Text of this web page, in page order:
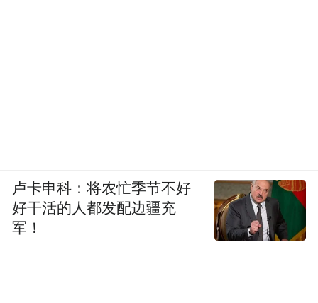
卢卡申科：将农忙季节不好
好干活的人都发配边疆充
军！